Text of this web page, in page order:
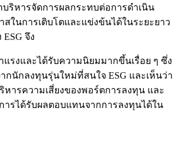
บริหารจัดการผลกระทบต่อการดำเนิน
สในการเติบโตและแข่งข้นได้ในระยะยาว
จึง
แรงและได้รับความนิยมมากขึ้นเรื่อย ๆ ซึ่ง
กนักลงทุนรุ่นใหม่ที่สนใจ ESG และเห็นว่า
หารความเสี่ยงของพอร์ตการลงทุน และ
ารได้รับผลตอบแทนจากการลงทุนได้ใน